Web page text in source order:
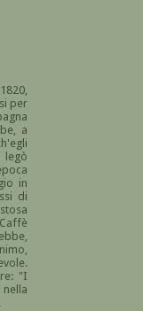
per
a
legò
in
di
"I